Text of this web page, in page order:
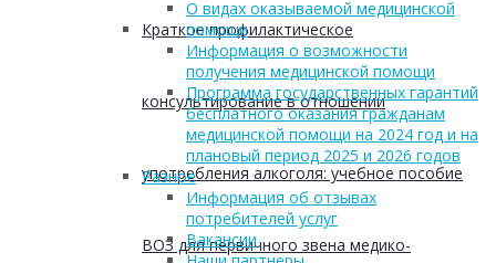
Краткое профилактическое
консультирование в отношении
употребления алкоголя: учебное пособие
ВОЗ для первичного звена медико-
О видах оказываемой медицинской
помощи
Информация о возможности
получения медицинской помощи
Программа государственных гарантий
бесплатного оказания гражданам
медицинской помощи на 2024 год и на
плановый период 2025 и 2026 годов
Разное
Информация об отзывах
потребителей услуг
Вакансии